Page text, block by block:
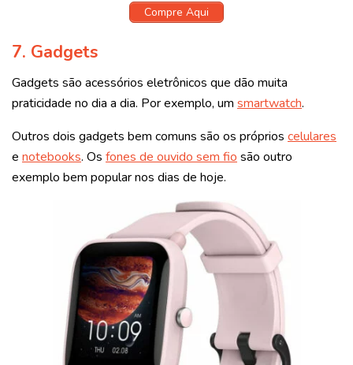
Compre Aqui
7. Gadgets
Gadgets são acessórios eletrônicos que dão muita
praticidade no dia a dia. Por exemplo, um smartwatch.
Outros dois gadgets bem comuns são os próprios celulares
e notebooks. Os fones de ouvido sem fio são outro
exemplo bem popular nos dias de hoje.